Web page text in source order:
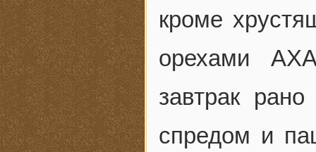
кроме
орехами
завтрак
спредом и